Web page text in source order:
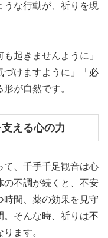
うな行動が、祈りを現
起きませんように」
づけますように」「必
が自然です。
える心の力
て、千手千足観音は心
の不調が続くと、不安
時間、薬の効果を見守
。そんな時、祈りは不
ます。